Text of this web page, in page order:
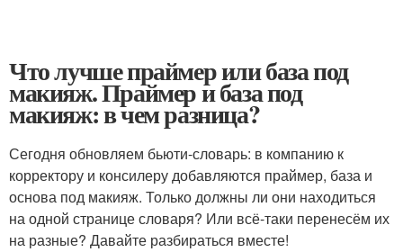
Что лучше праймер или база под
макияж. Праймер и база под
макияж: в чем разница?
Сегодня обновляем бьюти-словарь: в компанию к
корректору и консилеру добавляются праймер, база и
основа под макияж. Только должны ли они находиться
на одной странице словаря? Или всё-таки перенесём их
на разные? Давайте разбираться вместе!